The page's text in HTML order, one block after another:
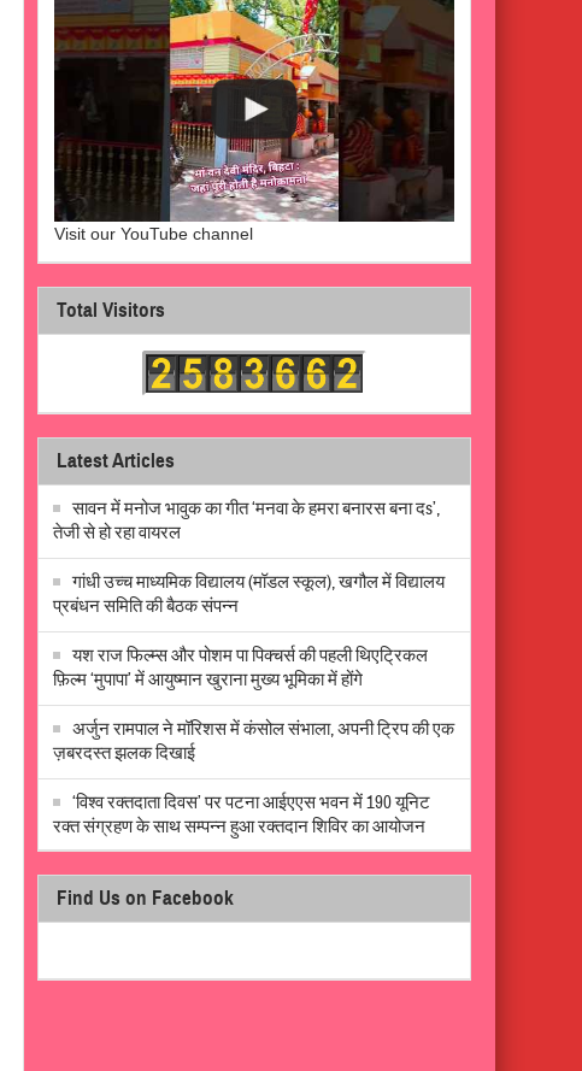
Visit our YouTube channel
Total Visitors
Latest Articles
सावन में मनोज भावुक का गीत ‘मनवा के हमरा बनारस बना दs’,
तेजी से हो रहा वायरल
गांधी उच्च माध्यमिक विद्यालय (मॉडल स्कूल), खगौल में विद्यालय
प्रबंधन समिति की बैठक संपन्न
यश राज फिल्म्स और पोशम पा पिक्चर्स की पहली थिएट्रिकल
फ़िल्म ‘मुपापा’ में आयुष्मान खुराना मुख्य भूमिका में होंगे
अर्जुन रामपाल ने मॉरिशस में कंसोल संभाला, अपनी ट्रिप की एक
ज़बरदस्त झलक दिखाई
‘विश्व रक्तदाता दिवस’ पर पटना आईएएस भवन में 190 यूनिट
रक्त संग्रहण के साथ सम्पन्न हुआ रक्तदान शिविर का आयोजन
Find Us on Facebook